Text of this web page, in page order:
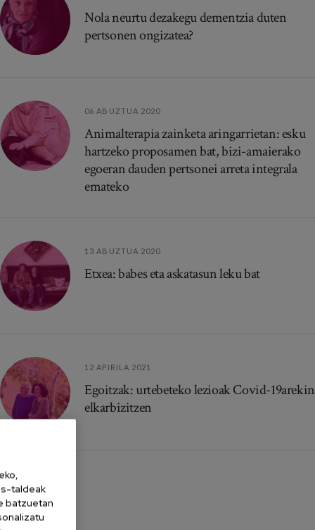
Nola neurtu dezakegu dementzia duten
pertsonen ongizatea?
06 ABUZTUA 2020
Animalterapia zainketa aringarrietan: esku
hartzeko proposamen bat, bizi-amaierako
egoeran dauden pertsonei arreta integrala
emateko
13 ABUZTUA 2020
Etxea: babes eta askatasun leku bat
12 APIRILA 2021
Egoitzak: urtebeteko lezioak Covid-19arekin
elkarbizitzen
taldeak
batzuetan